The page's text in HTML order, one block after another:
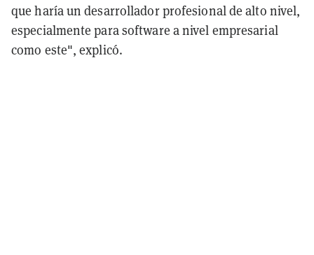
que haría un desarrollador profesional de alto nivel,
especialmente para software a nivel empresarial
como este", explicó.